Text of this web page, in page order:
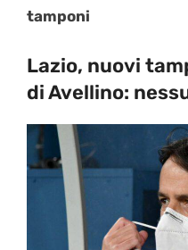
tamponi
Lazio, nuovi
di Avellino: